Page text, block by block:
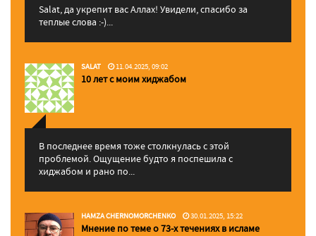
Salat, да укрепит вас Аллаx! Увидели, спасибо за
теплые слова :-)...
SALAT 11.04.2025, 09:02
10 лет с моим хиджабом
В последнее время тоже столкнулась с этой
проблемой. Ощущение будто я поспешила с
хиджабом и рано по...
HAMZA CHERNOMORCHENKO 30.01.2025, 15:22
Мнение по теме о 73-х течениях в исламе